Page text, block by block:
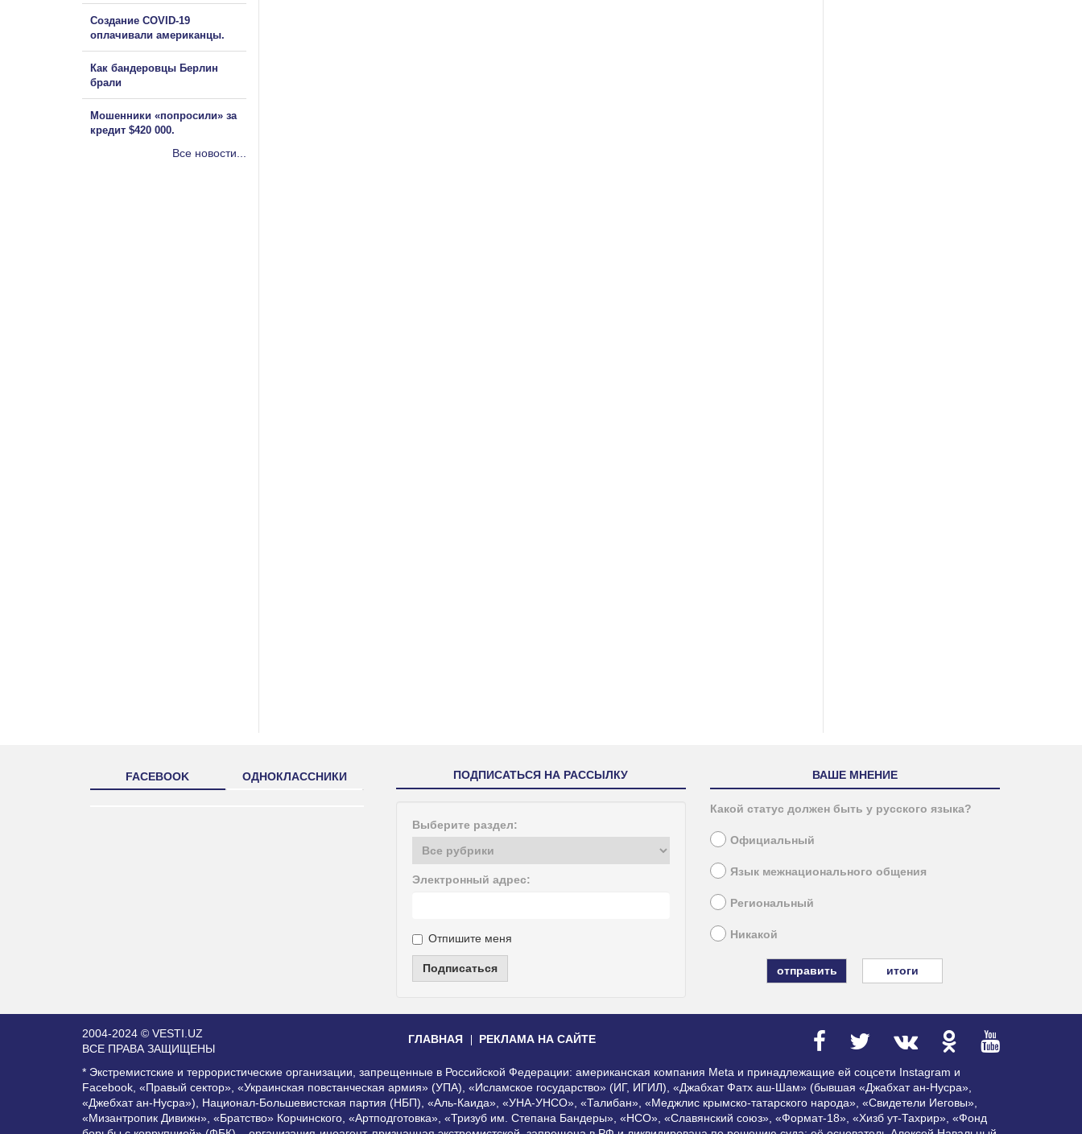
Создание COVID-19
оплачивали американцы.
Как бандеровцы Берлин
брали
Мошенники «попросили» за
кредит $420 000.
Все новости...
FACEBOOK ОДНОКЛАССНИКИ ПОДПИСАТЬСЯ НА РАССЫЛКУ
Выберите раздел:
Электронный адрес:
Отпишите меня
Подписаться
ВАШЕ МНЕНИЕ
Какой статус должен быть у русского языка?
Официальный
Язык межнационального общения
Региональный
Никакой
итоги
2004-2024 © VESTI.UZ
ВСЕ ПРАВА ЗАЩИЩЕНЫ
ГЛАВНАЯ РЕКЛАМА НА САЙТЕ
* Экстремистские и террористические организации, запрещенные в Российской Федерации: американская компания Meta и принадлежащие ей соцсети Instagram и
Facebook, «Правый сектор», «Украинская повстанческая армия» (УПА), «Исламское государство» (ИГ, ИГИЛ), «Джабхат Фатх аш-Шам» (бывшая «Джабхат ан-Нусра»,
«Джебхат ан-Нусра»), Национал-Большевистская партия (НБП), «Аль-Каида», «УНА-УНСО», «Талибан», «Меджлис крымско-татарского народа», «Свидетели Иеговы»,
«Мизантропик Дивижн», «Братство» Корчинского, «Артподготовка», «Тризуб им. Степана Бандеры», «НСО», «Славянский союз», «Формат-18», «Хизб ут-Тахрир», «Фонд